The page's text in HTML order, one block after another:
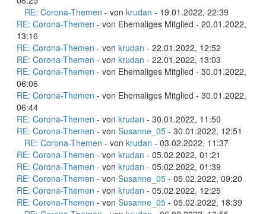
RE: Corona-Themen - von krudan - 19.01.2022, 22:39
RE: Corona-Themen - von Ehemaliges Mitglied - 20.01.2022,
13:16
RE: Corona-Themen - von krudan - 22.01.2022, 12:52
RE: Corona-Themen - von krudan - 22.01.2022, 13:03
RE: Corona-Themen - von Ehemaliges Mitglied - 30.01.2022,
06:06
RE: Corona-Themen - von Ehemaliges Mitglied - 30.01.2022,
06:44
RE: Corona-Themen - von krudan - 30.01.2022, 11:50
RE: Corona-Themen - von Susanne_05 - 30.01.2022, 12:51
RE: Corona-Themen - von krudan - 03.02.2022, 11:37
RE: Corona-Themen - von krudan - 05.02.2022, 01:21
RE: Corona-Themen - von krudan - 05.02.2022, 01:39
RE: Corona-Themen - von Susanne_05 - 05.02.2022, 09:20
RE: Corona-Themen - von krudan - 05.02.2022, 12:25
RE: Corona-Themen - von Susanne_05 - 05.02.2022, 18:39